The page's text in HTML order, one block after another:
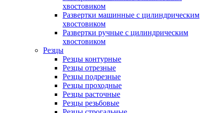
хвостовиком
Развертки машинные с цилиндрическим
хвостовиком
Развертки ручные с цилиндрическим
хвостовиком
Резцы
Резцы контурные
Резцы отрезные
Резцы подрезные
Резцы проходные
Резцы расточные
Резцы резьбовые